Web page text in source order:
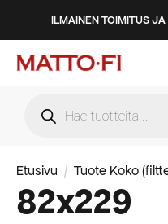
ILMAINEN TOIMITUS
search
Etusivu Tuote Koko
82x229